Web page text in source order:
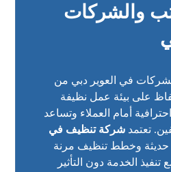
والشركات
في العوير دبي من
على بيئة عمل نظيفة
أمام العملاء وتساعد
تعتمدشركة تنظيف في
حديثة وخطط تنظيف مرنة
الخدمة دون التأثير